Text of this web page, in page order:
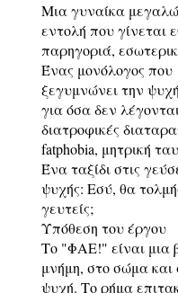
Μια γυναίκα
εντολή που γίνεται
παρηγοριά,
Ένας μονόλογος που
ξεγυμνώνει την
για όσα δεν
διατροφικές
fatphobia, μητρική
Ένα ταξίδι στις
ψυχής: Εσύ, θα
γευτείς;
Υπόθεση του έργου
Το "ΦΑΕ!" είναι μια
μνήμη, στο σώμα και
ψυχή. Το ρήμα